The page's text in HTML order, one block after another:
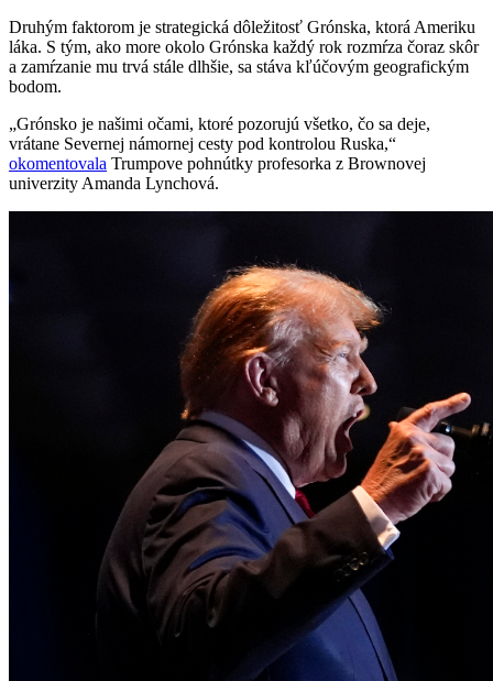
Druhým faktorom je strategická dôležitosť Grónska, ktorá Ameriku
láka. S tým, ako more okolo Grónska každý rok rozmŕza čoraz skôr
a zamŕzanie mu trvá stále dlhšie, sa stáva kľúčovým geografickým
bodom.
„Grónsko je našimi očami, ktoré pozorujú všetko, čo sa deje,
vrátane Severnej námornej cesty pod kontrolou Ruska,“
okomentovala Trumpove pohnútky profesorka z Brownovej
univerzity Amanda Lynchová.